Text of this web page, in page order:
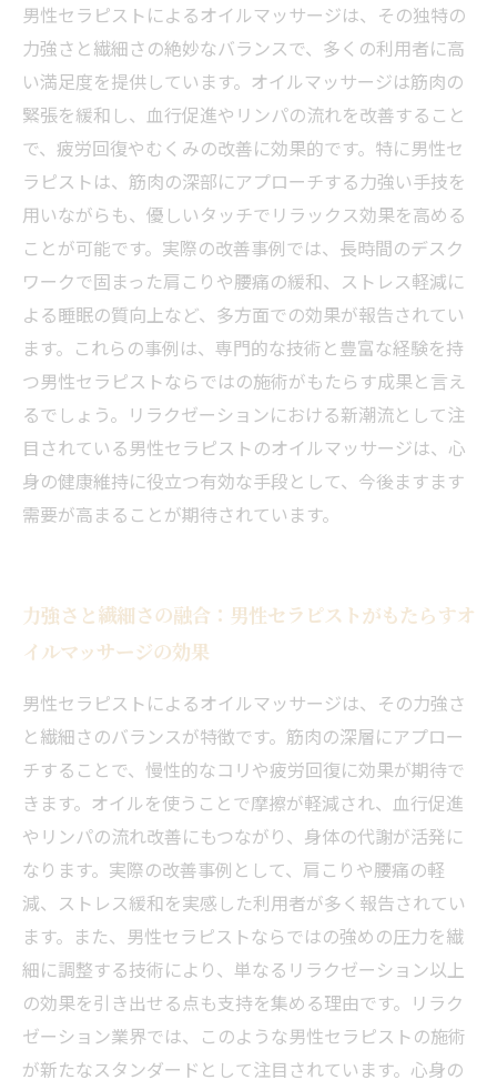
なぜ男性セラピストのオイルマッサージが支持
されるのか？利用者の声から探る魅力
リラクゼーションで健康を手に入れる！男性セ
ラピストのオイルマッサージ活用法のまとめ
男性セラピストによるオイルマッサージは、その独特の
力強さと繊細さの絶妙なバランスで、多くの利用者に高
い満足度を提供しています。オイルマッサージは筋肉の
緊張を緩和し、血行促進やリンパの流れを改善すること
で、疲労回復やむくみの改善に効果的です。特に男性セ
ラピストは、筋肉の深部にアプローチする力強い手技を
用いながらも、優しいタッチでリラックス効果を高める
ことが可能です。実際の改善事例では、長時間のデスク
ワークで固まった肩こりや腰痛の緩和、ストレス軽減に
よる睡眠の質向上など、多方面での効果が報告されてい
ます。これらの事例は、専門的な技術と豊富な経験を持
つ男性セラピストならではの施術がもたらす成果と言え
るでしょう。リラクゼーションにおける新潮流として注
目されている男性セラピストのオイルマッサージは、心
身の健康維持に役立つ有効な手段として、今後ますます
需要が高まることが期待されています。
力強さと繊細さの融合：男性セラピストがもたらすオ
イルマッサージの効果
男性セラピストによるオイルマッサージは、その力強さ
と繊細さのバランスが特徴です。筋肉の深層にアプロー
チすることで、慢性的なコリや疲労回復に効果が期待で
きます。オイルを使うことで摩擦が軽減され、血行促進
やリンパの流れ改善にもつながり、身体の代謝が活発に
なります。実際の改善事例として、肩こりや腰痛の軽
減、ストレス緩和を実感した利用者が多く報告されてい
ます。また、男性セラピストならではの強めの圧力を繊
細に調整する技術により、単なるリラクゼーション以上
の効果を引き出せる点も支持を集める理由です。リラク
ゼーション業界では、このような男性セラピストの施術
が新たなスタンダードとして注目されています。心身の